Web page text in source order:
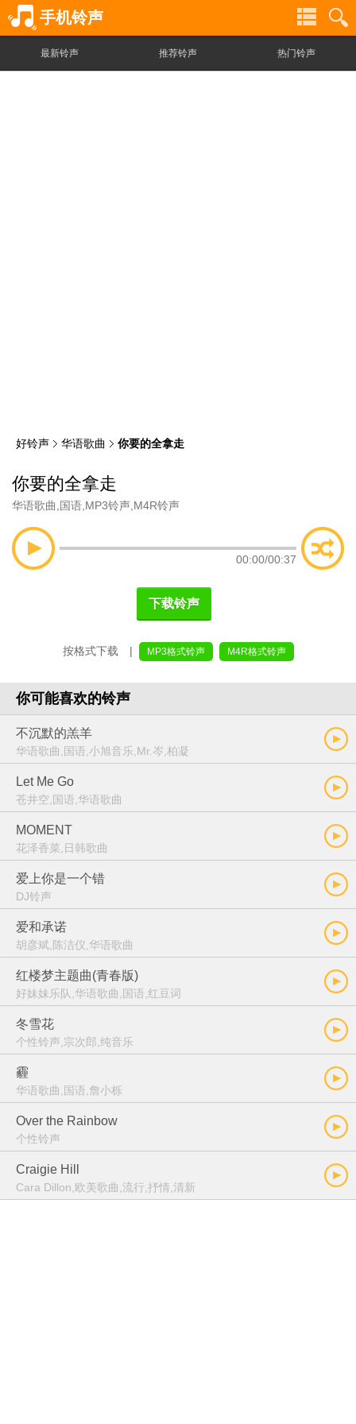
手机铃声
最新铃声 推荐铃声 热门铃声
好铃声 华语歌曲 你要的全拿走
你要的全拿走
华语歌曲 国语 MP3铃声 M4R铃声
00:00/00:37
下载铃声
按格式下载 | MP3格式铃声 M4R格式铃声
你可能喜欢的铃声
不沉默的羔羊
华语歌曲,国语,小旭音乐,Mr.岑,柏凝
Let Me Go
苍井空,国语,华语歌曲
MOMENT
花泽香菜,日韩歌曲
爱上你是一个错
DJ铃声
爱和承诺
胡彦斌,陈洁仪,华语歌曲
红楼梦主题曲(青春版)
好妹妹乐队,华语歌曲,国语,红豆词
冬雪花
个性铃声,宗次郎,纯音乐
霾
华语歌曲,国语,詹小栎
Over the Rainbow
个性铃声
Craigie Hill
Cara Dillon,欧美歌曲,流行,抒情,清新